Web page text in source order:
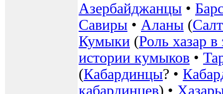
Азербайджанцы •
Савиры • Аланы (
Кумыки (Роль хазар
истории кумыков •
(Кабардинцы? •
кабардинцев) •